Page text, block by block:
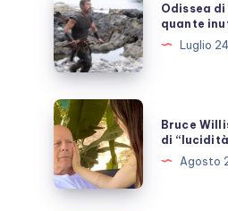
di
Christopher
Nolan,
quante
inutili
polemiche
Odissea
quante
Luglio
Bruce
Willis,
la
moglie:
rari
Bruce
di
Agosto